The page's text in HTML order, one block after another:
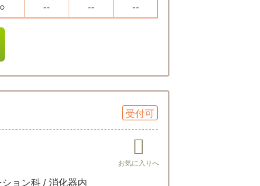
○ -- -- --
受付可
ョン科 / 消化器内